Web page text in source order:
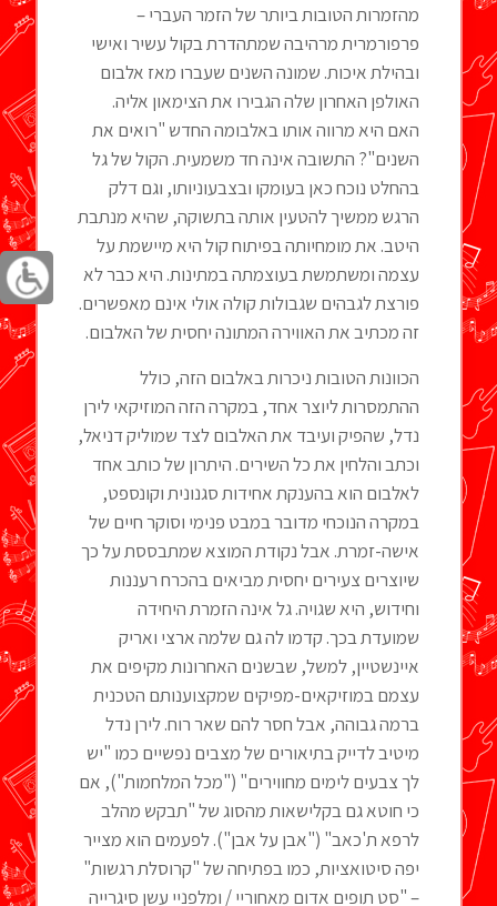
מהזמרות הטובות ביותר של הזמר העברי –
פרפורמרית מרהיבה שמתהדרת בקול עשיר ואישי
ובהילת איכות. שמונה השנים שעברו מאז אלבום
האולפן האחרון שלה הגבירו את הצימאון אליה.
האם היא מרווה אותו באלבומה החדש "רואים את
השנים"? התשובה אינה חד משמעית. הקול של גל
בהחלט נוכח כאן בעומקו ובצבעוניותו, וגם דלק
הרגש ממשיך להטעין אותה בתשוקה, שהיא מנתבת
היטב. את מומחיותה בפיתוח קול היא מיישמת על
עצמה ומשתמשת בעוצמתה במתינות. היא כבר לא
פורצת לגבהים שגבולות קולה אולי אינם מאפשרים.
זה מכתיב את האווירה המתונה יחסית של האלבום.
הכוונות הטובות ניכרות באלבום הזה, כולל
ההתמסרות ליוצר אחד, במקרה הזה המוזיקאי לירן
נדל, שהפיק ועיבד את האלבום לצד שמוליק דניאל,
וכתב והלחין את כל השירים. היתרון של כותב אחד
לאלבום הוא בהענקת אחידות סגנונית וקונספט,
במקרה הנוכחי מדובר במבט פנימי וסוקר חיים של
אישה-זמרת. אבל נקודת המוצא שמתבססת על כך
שיוצרים צעירים יחסית מביאים בהכרח רעננות
וחידוש, היא שגויה. גל אינה הזמרת היחידה
שמועדת בכך. קדמו לה גם שלמה ארצי ואריק
איינשטיין, למשל, שבשנים האחרונות מקיפים את
עצמם במוזיקאים-מפיקים שמקצוענותם הטכנית
ברמה גבוהה, אבל חסר להם שאר רוח. לירן נדל
מיטיב לדייק בתיאורים של מצבים נפשיים כמו "יש
לך צבעים לימים מחווירים" ("מכל המלחמות"), אם
כי חוטא גם בקלישאות מהסוג של "תבקש מהלב
לרפא ת'כאב" ("אבן על אבן"). לפעמים הוא מצייר
יפה סיטואציות, כמו בפתיחה של "קרוסלת רגשות"
– "סט תופים אדום מאחוריי / ומלפניי עשן סיגרייה